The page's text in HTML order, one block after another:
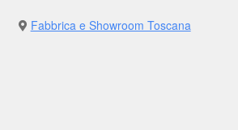
Fabbrica e Showroom Toscana